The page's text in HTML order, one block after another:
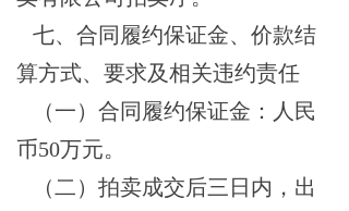
七、合同履约保证金、价款结
算方式、要求及相关违约责任
（一） 合同履约保证金： 人民
币50万元。
（二）拍卖成交后三日内， 出